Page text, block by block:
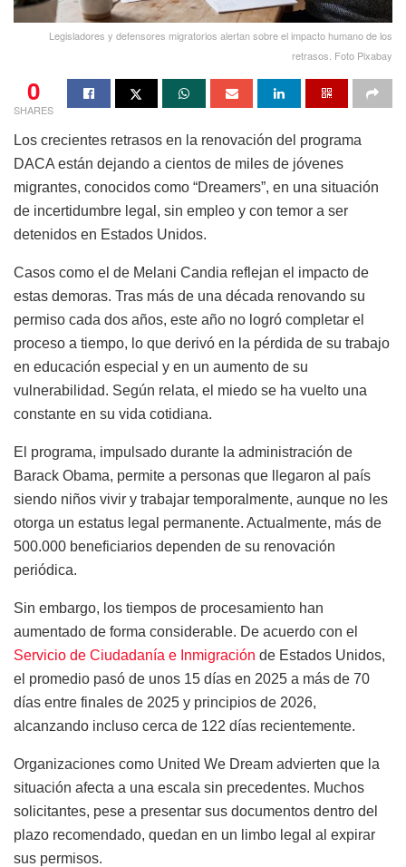
Legisladores y defensores migratorios alertan sobre el impacto humano de los
retrasos. Foto Pixabay
0
SHARES
Los crecientes retrasos en la renovación del programa
DACA están dejando a cientos de miles de jóvenes
migrantes, conocidos como “Dreamers”, en una situación
de incertidumbre legal, sin empleo y con temor a ser
detenidos en Estados Unidos.
Casos como el de Melani Candia reflejan el impacto de
estas demoras. Tras más de una década renovando su
permiso cada dos años, este año no logró completar el
proceso a tiempo, lo que derivó en la pérdida de su trabajo
en educación especial y en un aumento de su
vulnerabilidad. Según relata, el miedo se ha vuelto una
constante en su vida cotidiana.
El programa, impulsado durante la administración de
Barack Obama, permite a personas que llegaron al país
siendo niños vivir y trabajar temporalmente, aunque no les
otorga un estatus legal permanente. Actualmente, más de
500.000 beneficiarios dependen de su renovación
periódica.
Sin embargo, los tiempos de procesamiento han
aumentado de forma considerable. De acuerdo con el
Servicio de Ciudadanía e Inmigración de Estados Unidos,
el promedio pasó de unos 15 días en 2025 a más de 70
días entre finales de 2025 y principios de 2026,
alcanzando incluso cerca de 122 días recientemente.
Organizaciones como United We Dream advierten que la
situación afecta a una escala sin precedentes. Muchos
solicitantes, pese a presentar sus documentos dentro del
plazo recomendado, quedan en un limbo legal al expirar
sus permisos.